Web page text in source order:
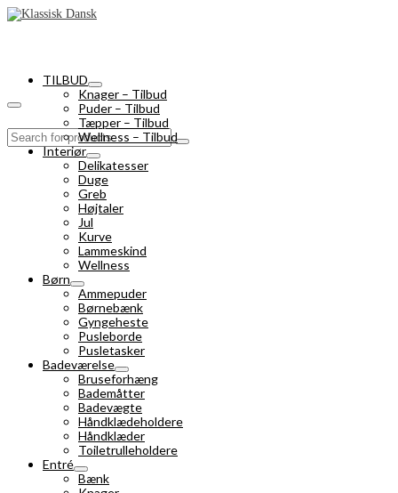
Search
for:
TILBUD
Knager – Tilbud
Puder – Tilbud
Tæpper – Tilbud
Wellness – Tilbud
Interiør
Delikatesser
Duge
Greb
Højtaler
Jul
Kurve
Lammeskind
Wellness
Børn
Ammepuder
Børnebænk
Gyngeheste
Pusleborde
Pusletasker
Badeværelse
Bruseforhæng
Bademåtter
Badevægte
Håndklædeholdere
Håndklæder
Toiletrulleholdere
Entré
Bænk